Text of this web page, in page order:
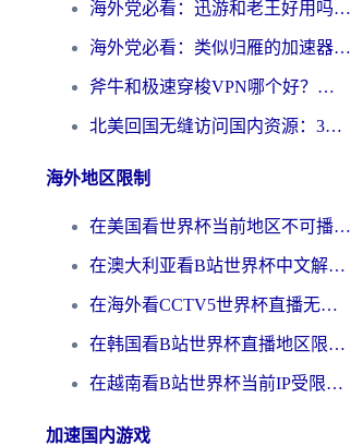
海外党必看：迅游和老王好用吗？3分钟选对加速国内网络的加速器
海外党必看：类似归雁的加速器怎么选？一篇搞定无缝访问国内资源
斧牛和极速穿梭VPN哪个好？海外党选回国加速器必看的真实对比与避坑指南
北美回国无缝访问国内资源：3年海外党亲测的加速器选择指南
海外地区限制
在美国看世界杯当前地区不可播放？海外党体育观赛终极指南来了！
在澳大利亚看B站世界杯中文解说仅限中国大陆？这篇指南帮你打破限制看遍赛事
在海外看CCTV5世界杯直播无法播放？这篇指南让你和国内球迷同步呐喊
在韩国看B站世界杯直播地区限制？这篇指南让你告别“当前地区不可播放”
在越南看B站世界杯当前IP受限制？海外党体育观赛终极指南来了
加速国内游戏